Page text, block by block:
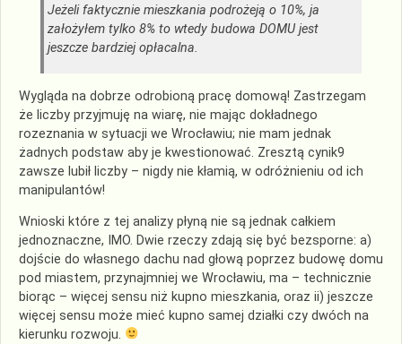
Jeżeli faktycznie mieszkania podrożeją o 10%, ja
założyłem tylko 8% to wtedy budowa DOMU jest
jeszcze bardziej opłacalna.
Wygląda na dobrze odrobioną pracę domową! Zastrzegam
że liczby przyjmuję na wiarę, nie mając dokładnego
rozeznania w sytuacji we Wrocławiu; nie mam jednak
żadnych podstaw aby je kwestionować. Zresztą cynik9
zawsze lubił liczby – nigdy nie kłamią, w odróżnieniu od ich
manipulantów!
Wnioski które z tej analizy płyną nie są jednak całkiem
jednoznaczne, IMO. Dwie rzeczy zdają się być bezsporne: a)
dojście do własnego dachu nad głową poprzez budowę domu
pod miastem, przynajmniej we Wrocławiu, ma – technicznie
biorąc – więcej sensu niż kupno mieszkania, oraz ii) jeszcze
więcej sensu może mieć kupno samej działki czy dwóch na
kierunku rozwoju.